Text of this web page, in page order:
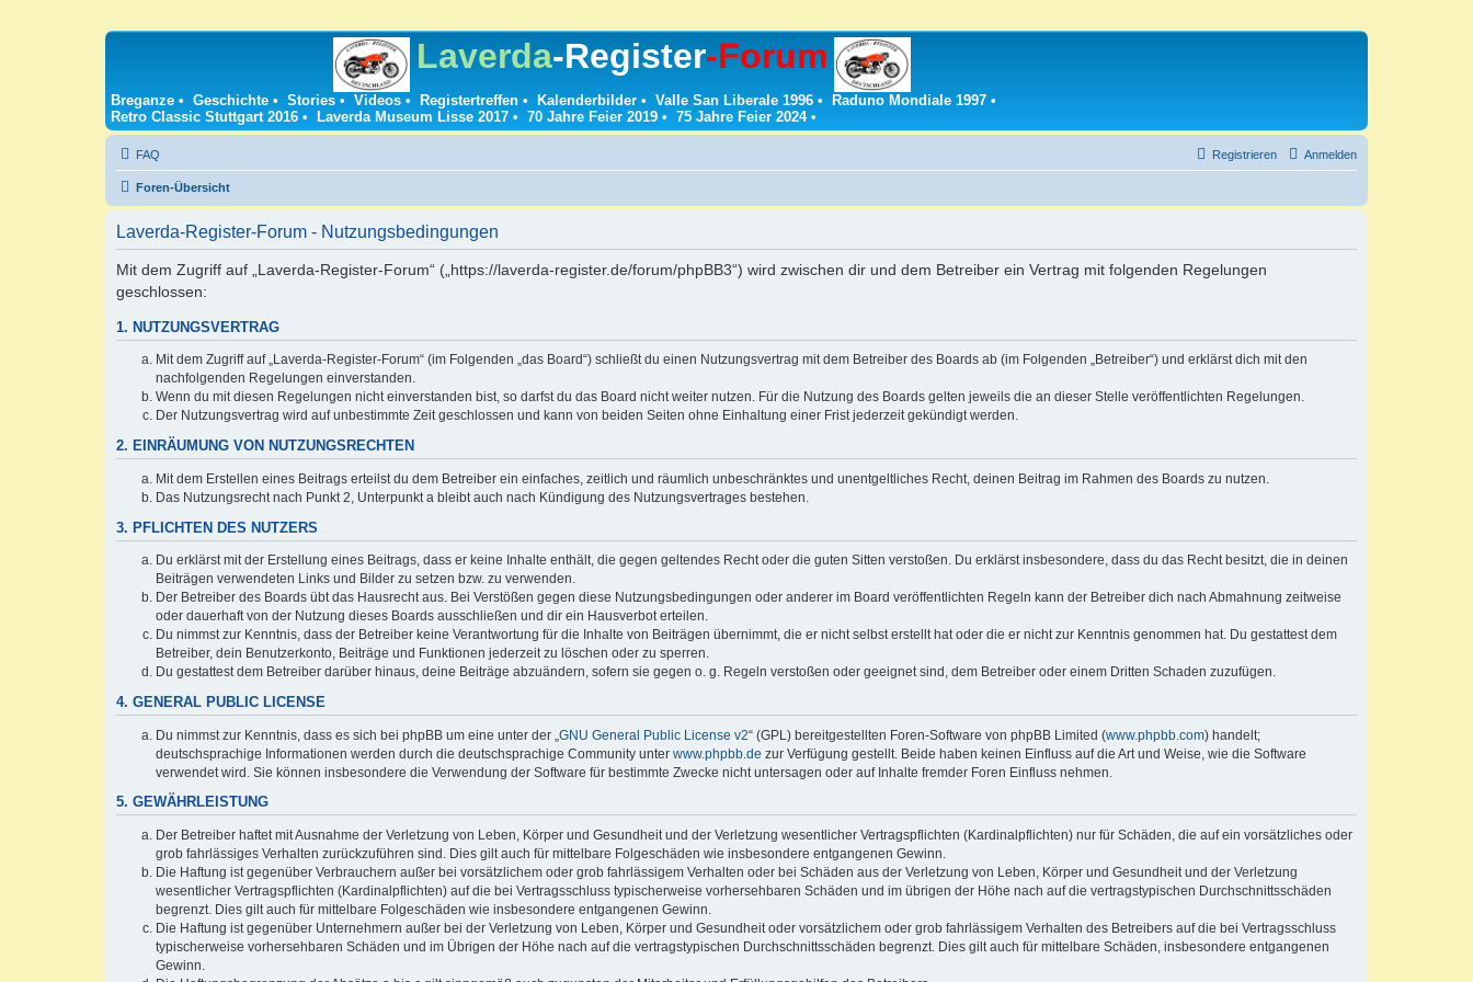
Laverda-Register-Forum
Breganze • Geschichte • Stories • Videos • Registertreffen • Kalenderbilder • Valle San Liberale 1996 • Raduno Mondiale 1997 •
Retro Classic Stuttgart 2016 • Laverda Museum Lisse 2017 • 70 Jahre Feier 2019 • 75 Jahre Feier 2024•
FAQ Anmelden
Registrieren
Foren-Übersicht
Laverda-Register-Forum - Nutzungsbedingungen
Mit dem Zugriff auf „Laverda-Register-Forum“ („https://laverda-register.de/forum/phpBB3“) wird zwischen dir und dem Betreiber ein Vertrag mit folgenden Regelungen
geschlossen:
1. NUTZUNGSVERTRAG
Mit dem Zugriff auf „Laverda-Register-Forum“ (im Folgenden „das Board“) schließt du einen Nutzungsvertrag mit dem Betreiber des Boards ab (im Folgenden „Betreiber“) und erklärst dich mit den
nachfolgenden Regelungen einverstanden.
Wenn du mit diesen Regelungen nicht einverstanden bist, so darfst du das Board nicht weiter nutzen. Für die Nutzung des Boards gelten jeweils die an dieser Stelle veröffentlichten Regelungen.
Der Nutzungsvertrag wird auf unbestimmte Zeit geschlossen und kann von beiden Seiten ohne Einhaltung einer Frist jederzeit gekündigt werden.
2. EINRÄUMUNG VON NUTZUNGSRECHTEN
Mit dem Erstellen eines Beitrags erteilst du dem Betreiber ein einfaches, zeitlich und räumlich unbeschränktes und unentgeltliches Recht, deinen Beitrag im Rahmen des Boards zu nutzen.
Das Nutzungsrecht nach Punkt 2, Unterpunkt a bleibt auch nach Kündigung des Nutzungsvertrages bestehen.
3. PFLICHTEN DES NUTZERS
Du erklärst mit der Erstellung eines Beitrags, dass er keine Inhalte enthält, die gegen geltendes Recht oder die guten Sitten verstoßen. Du erklärst insbesondere, dass du das Recht besitzt, die in deinen
Beiträgen verwendeten Links und Bilder zu setzen bzw. zu verwenden.
Der Betreiber des Boards übt das Hausrecht aus. Bei Verstößen gegen diese Nutzungsbedingungen oder anderer im Board veröffentlichten Regeln kann der Betreiber dich nach Abmahnung zeitweise
oder dauerhaft von der Nutzung dieses Boards ausschließen und dir ein Hausverbot erteilen.
Du nimmst zur Kenntnis, dass der Betreiber keine Verantwortung für die Inhalte von Beiträgen übernimmt, die er nicht selbst erstellt hat oder die er nicht zur Kenntnis genommen hat. Du gestattest dem
Betreiber, dein Benutzerkonto, Beiträge und Funktionen jederzeit zu löschen oder zu sperren.
Du gestattest dem Betreiber darüber hinaus, deine Beiträge abzuändern, sofern sie gegen o. g. Regeln verstoßen oder geeignet sind, dem Betreiber oder einem Dritten Schaden zuzufügen.
4. GENERAL PUBLIC LICENSE
Du nimmst zur Kenntnis, dass es sich bei phpBB um eine unter der „ GNU General Public License v2“ (GPL) bereitgestellten Foren-Software von phpBB Limited (www.phpbb.com) handelt;
deutschsprachige Informationen werden durch die deutschsprachige Community unter www.phpbb.de zur Verfügung gestellt. Beide haben keinen Einfluss auf die Art und Weise, wie die Software
verwendet wird. Sie können insbesondere die Verwendung der Software für bestimmte Zwecke nicht untersagen oder auf Inhalte fremder Foren Einfluss nehmen.
5. GEWÄHRLEISTUNG
Der Betreiber haftet mit Ausnahme der Verletzung von Leben, Körper und Gesundheit und der Verletzung wesentlicher Vertragspflichten (Kardinalpflichten) nur für Schäden, die auf ein vorsätzliches oder
grob fahrlässiges Verhalten zurückzuführen sind. Dies gilt auch für mittelbare Folgeschäden wie insbesondere entgangenen Gewinn.
Die Haftung ist gegenüber Verbrauchern außer bei vorsätzlichem oder grob fahrlässigem Verhalten oder bei Schäden aus der Verletzung von Leben, Körper und Gesundheit und der Verletzung
wesentlicher Vertragspflichten (Kardinalpflichten) auf die bei Vertragsschluss typischerweise vorhersehbaren Schäden und im übrigen der Höhe nach auf die vertragstypischen Durchschnittsschäden
begrenzt. Dies gilt auch für mittelbare Folgeschäden wie insbesondere entgangenen Gewinn.
Die Haftung ist gegenüber Unternehmern außer bei der Verletzung von Leben, Körper und Gesundheit oder vorsätzlichem oder grob fahrlässigem Verhalten des Betreibers auf die bei Vertragsschluss
typischerweise vorhersehbaren Schäden und im Übrigen der Höhe nach auf die vertragstypischen Durchschnittsschäden begrenzt. Dies gilt auch für mittelbare Schäden, insbesondere entgangenen
Gewinn.